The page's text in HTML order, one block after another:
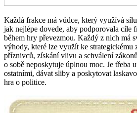
Každá frakce má vůdce, který využívá
jak nejlépe dovede, aby podporovala cíle
během hry převezmou. Každý z nich má
výhody, které lze využít ke strategickému
příznivců, získání vlivu a schválení
o sobě neposkytuje úplnou moc. Je třeba
ostatními, dávat sliby a poskytovat
hra o politice.